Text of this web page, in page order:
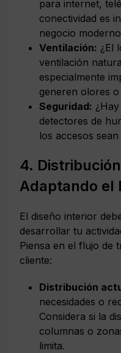
para internet,
conectividad es
negocio
Ventilación: ¿El
ventilación
especialmente
generen olores o
Seguridad:
detectores de
los accesos
4.
Adaptando el
El diseño interior
desarrollar tu
Piensa en el flujo de
cliente:
Distribución
necesidades o
Considera si la
columnas o
limita.